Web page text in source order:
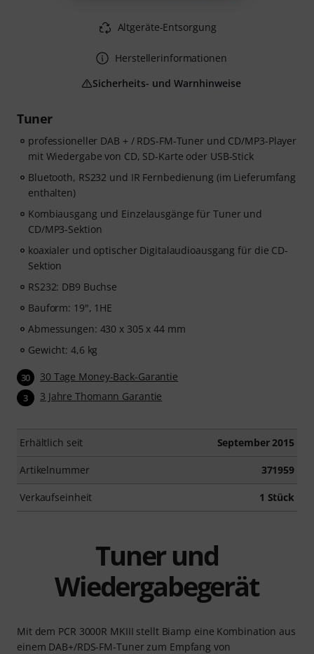
Tuner
professioneller DAB + / RDS-FM-Tuner und CD/MP3-Player
mit Wiedergabe von CD, SD-Karte oder USB-Stick
Bluetooth, RS232 und IR Fernbedienung (im Lieferumfang
enthalten)
Kombiausgang und Einzelausgänge für Tuner und
CD/MP3-Sektion
koaxialer und optischer Digitalaudioausgang für die CD-
Sektion
RS232: DB9 Buchse
Bauform: 19", 1HE
Abmessungen: 430 x 305 x 44 mm
Gewicht: 4,6 kg
30 30 Tage Money-Back-Garantie
3 3 Jahre Thomann Garantie
Erhältlich seit September 2015
Artikelnummer 371959
Verkaufseinheit 1 Stück
Altgeräte-Entsorgung
Herstellerinformationen
Sicherheits- und Warnhinweise
Tuner und
Wiedergabegerät
Mit dem PCR 3000R MKIII stellt Biamp eine Kombination aus
einem DAB+/RDS-FM-Tuner zum Empfang von